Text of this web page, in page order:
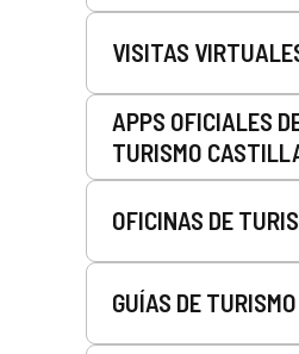
VISITAS
APPS OFICIALES
TURISMO
OFICINAS DE
GUÍAS DE TURISMO